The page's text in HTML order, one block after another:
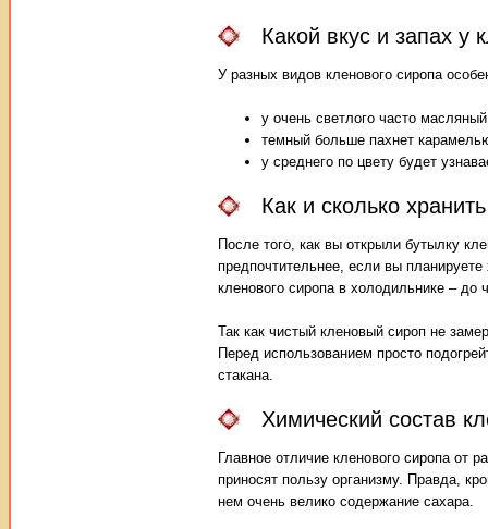
Какой вкус и запах у
У разных видов кленового сиропа
у очень светлого часто
темный больше пахнет
у среднего по цвету будет
Как и сколько
После того, как вы открыли бутылку
предпочтительнее, если вы
кленового сиропа в холодильнике – до
Так как чистый кленовый сироп не
Перед использованием просто
стакана.
Химический состав
Главное отличие кленового сиропа от
приносят пользу организму. Правда,
нем очень велико содержание сахара.